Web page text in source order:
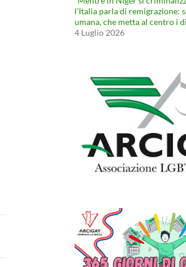
l’Italia parla di remigrazione:
umana, che metta al centro i
4 Luglio 2026